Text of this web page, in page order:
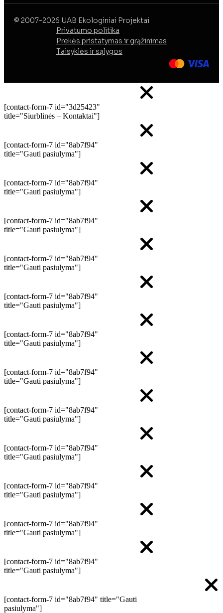
© 2007-2026 UAB Ekologiniai Projektai
Privatumo politika
Prekės pristatymas ir grąžinimas
Taisyklės ir sąlygos
[contact-form-7 id="3d25423"
title="Siurblinės – Kontaktai"]
[contact-form-7 id="8ab7f94"
title="Gauti pasiulyma"]
[contact-form-7 id="8ab7f94"
title="Gauti pasiulyma"]
[contact-form-7 id="8ab7f94"
title="Gauti pasiulyma"]
[contact-form-7 id="8ab7f94"
title="Gauti pasiulyma"]
[contact-form-7 id="8ab7f94"
title="Gauti pasiulyma"]
[contact-form-7 id="8ab7f94"
title="Gauti pasiulyma"]
[contact-form-7 id="8ab7f94"
title="Gauti pasiulyma"]
[contact-form-7 id="8ab7f94"
title="Gauti pasiulyma"]
[contact-form-7 id="8ab7f94"
title="Gauti pasiulyma"]
[contact-form-7 id="8ab7f94"
title="Gauti pasiulyma"]
[contact-form-7 id="8ab7f94"
title="Gauti pasiulyma"]
[contact-form-7 id="8ab7f94"
title="Gauti pasiulyma"]
[contact-form-7 id="8ab7f94" title="Gauti
pasiulyma"]